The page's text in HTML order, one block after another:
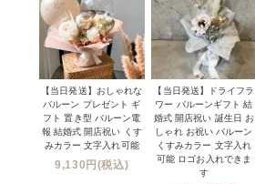
フリンジバルーン
デコレーションセット
プロップスバルーン
オプション
成人式・卒業式・入学式バルーンブーケ
発表会・劇場
その他お祝い
クリスマス
新商品
メッセージカード・電報について
オーダーメイドについて
セミオーダーについて
フリンジバルーンについて
コンフェッティバルーンについて
【当日発送】おしゃれな
バルーン プレゼント ギ
フト 置き型 バルーン電
報 結婚式 開店祝い くす
みカラー 文字入れ可能
9,130円(税込)
【当日発送】ドライフラ
ワー バルーンギフト 結
婚式 開店祝い 誕生日 お
しゃれ お祝い バルーン
くすみカラー 文字入れ
可能 ロゴお入れできま
す